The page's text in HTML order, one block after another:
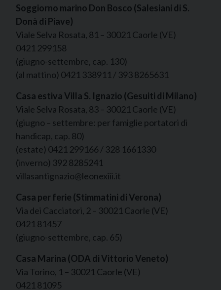
Soggiorno marino Don Bosco (Salesiani di S.
Donà di Piave)
Viale Selva Rosata, 81 – 30021 Caorle (VE)
0421 299158
(giugno-settembre, cap. 130)
(al mattino) 0421 338911 / 393 8265631
Casa estiva Villa S. Ignazio (Gesuiti di Milano)
Viale Selva Rosata, 83 – 30021 Caorle (VE)
(giugno – settembre: per famiglie portatori di
handicap, cap. 80)
(estate) 0421 299166 / 328 1661330
(inverno) 392 8285241
villasantignazio@leonexiii.it
Casa per ferie (Stimmatini di Verona)
Via dei Cacciatori, 2 – 30021 Caorle (VE)
0421 81457
(giugno-settembre, cap. 65)
Casa Marina (ODA di Vittorio Veneto)
Via Torino, 1 – 30021 Caorle (VE)
0421 81095